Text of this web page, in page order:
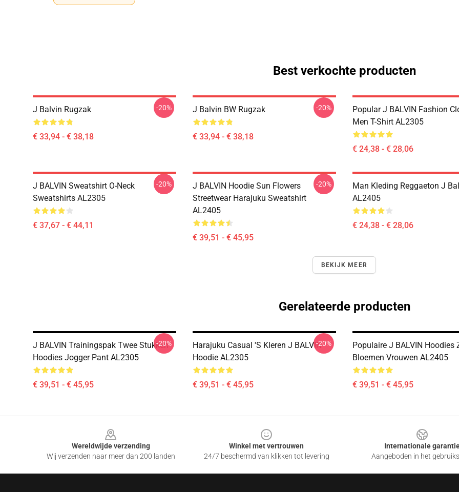
Best verkochte producten
J Balvin Rugzak
€ 33,94 - € 38,18
-20% J Balvin BW Rugzak
€ 33,94 - € 38,18
-20%
Popular J BALVIN Fashion
Men T-Shirt AL2305
€ 24,38 - € 28,06
J BALVIN Sweatshirt O-Neck
Sweatshirts AL2305
€ 37,67 - € 44,11
-20%
J BALVIN Hoodie Sun Flowers
Streetwear Harajuku Sweatshirt
AL2405
€ 39,51 - € 45,95
-20%
Man Kleding Reggaeton J
AL2405
€ 24,38 - € 28,06
BEKIJK MEER
Gerelateerde producten
J BALVIN Trainingspak Twee Stukken
Hoodies Jogger Pant AL2305
€ 39,51 - € 45,95
-20%
Harajuku Casual 's Kleren J BALVIN
Hoodie AL2305
€ 39,51 - € 45,95
-20%
Populaire J BALVIN Hoodies
Bloemen Vrouwen AL2405
€ 39,51 - € 45,95
Wereldwijde verzending
Wij verzenden naar meer dan 200 landen
Winkel met vertrouwen
24/7 beschermd van klikken tot levering
Internationale
Aangeboden in het